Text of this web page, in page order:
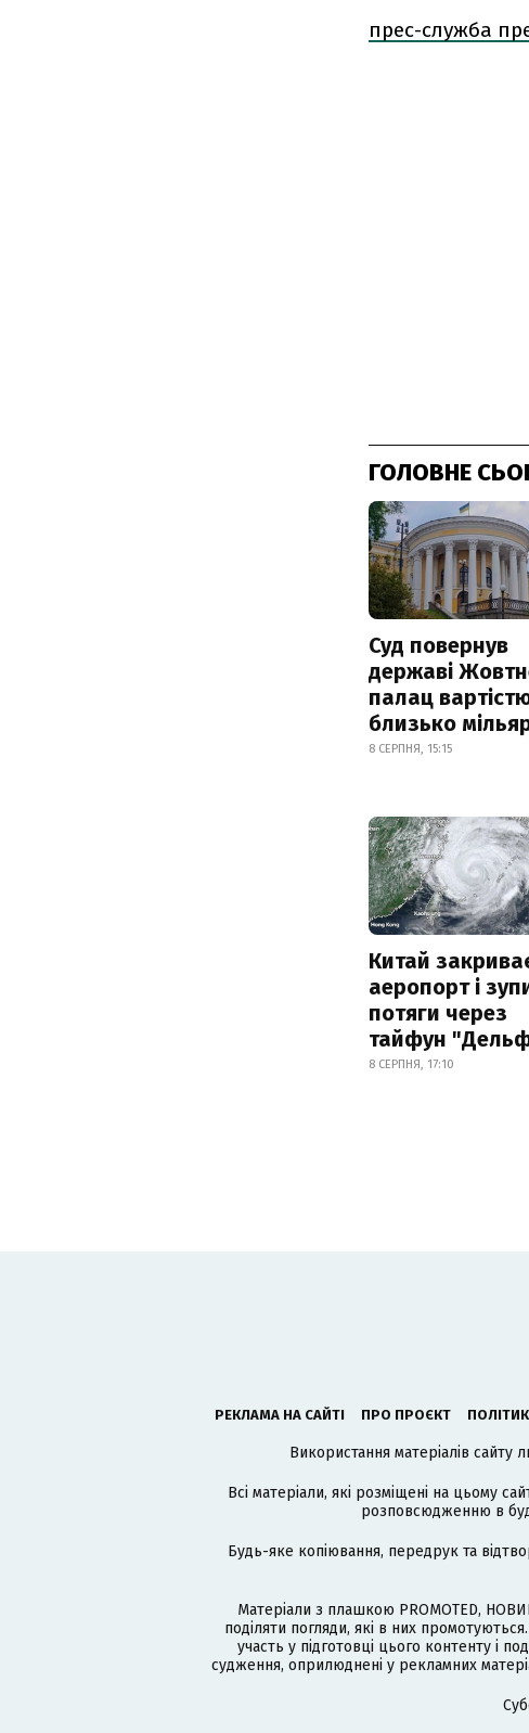
прес-служба
ГОЛОВНЕ
Суд повернув
державі
палац
близько
8 СЕРПНЯ, 15:15
Китай
аеропорт і
потяги через
тайфун
8 СЕРПНЯ, 17:10
РЕКЛАМА НА САЙТІ ПРО ПРОЄКТ
Використання матеріалів сайту
Всі матеріали, які розміщені на цьому
розповсюдженню в
Будь-яке копіювання, передрук та
Матеріали з плашкою PROMOTED,
поділяти погляди, які в них
участь у підготовці цього контенту і
судження, оприлюднені у рекламних